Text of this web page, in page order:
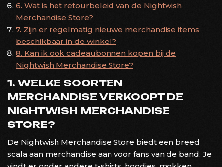
6. Wat is het retourbeleid van de Nightwish
Merchandise Store?
7. Zijn er regelmatig nieuwe merchandise items
beschikbaar in de winkel?
8. Kan ik ook cadeaubonnen kopen bij de
Nightwish Merchandise Store?
1. WELKE SOORTEN
MERCHANDISE VERKOOPT DE
NIGHTWISH MERCHANDISE
STORE?
De Nightwish Merchandise Store biedt een breed
scala aan merchandise aan voor fans van de band. Je